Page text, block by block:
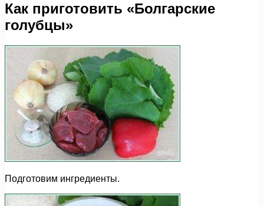
Как приготовить «Болгарские
голубцы»
Подготовим ингредиенты.